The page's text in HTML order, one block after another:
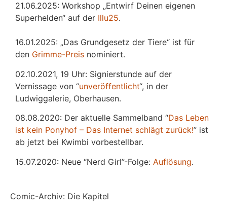
21.06.2025: Workshop „Entwirf Deinen eigenen
Superhelden“ auf der Illu25.
16.01.2025: „Das Grundgesetz der Tiere“ ist für
den Grimme-Preis nominiert.
02.10.2021, 19 Uhr: Signierstunde auf der
Vernissage von “unveröffentlicht“, in der
Ludwiggalerie, Oberhausen.
08.08.2020: Der aktuelle Sammelband “Das Leben
ist kein Ponyhof – Das Internet schlägt zurück!” ist
ab jetzt bei Kwimbi vorbestellbar.
15.07.2020: Neue “Nerd Girl”-Folge: Auflösung.
Comic-Archiv: Die Kapitel